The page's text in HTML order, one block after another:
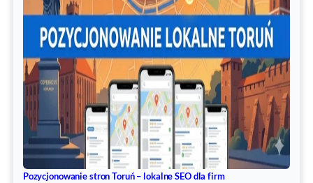
Pozycjonowanie stron Toruń – lokalne SEO dla firm